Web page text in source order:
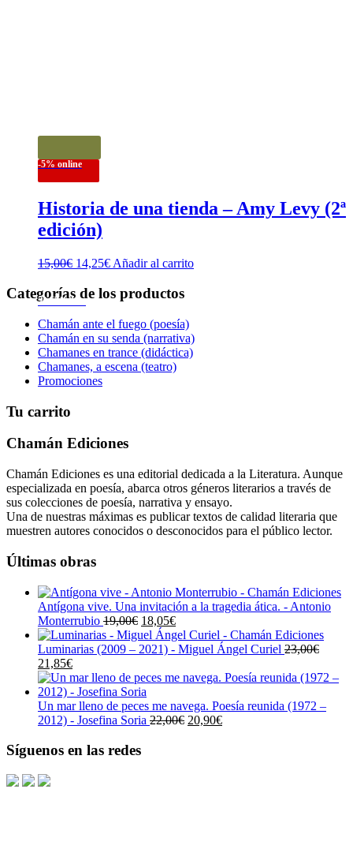
2ª Edición
-5% online
Historia de una tienda – Amy Levy (2ª
edición)
15,00€ El
original
era:
15,00€.
14,25€El
actual
es:
14,25€.
Añadir al carrito
Categorías de los productos
Chamán ante el fuego (poesía)
Chamán en su senda (narrativa)
Chamanes en trance (didáctica)
Chamanes, a escena (teatro)
Promociones
Tu carrito
Chamán Ediciones
Chamán Ediciones es una editorial dedicada a la Literatura. Aunque
especializada en poesía, abarca otros géneros literarios a través de
sus colecciones de poesía, narrativa y ensayo.
Una de nuestras máximas es publicar textos de calidad literaria que
muestren autores conocidos o desconocidos para el público lector.
Últimas obras
Antígona vive. Una invitación a la tragedia ática. - Antonio
Monterrubio 19,00€ El
precio
original
19,00€.
18,05€El
precio
actual
18,05€.
Luminarias (2009 – 2021) - Miguel Ángel Curiel 23,00€
El
precio
original
era:
23,00€.
21,85€El
precio
actual
es:
21,85€.
Un mar lleno de peces me navega. Poesía reunida (1972 –
2012) - Josefina Soria 22,00€ El
20,90€El
Síguenos en las redes